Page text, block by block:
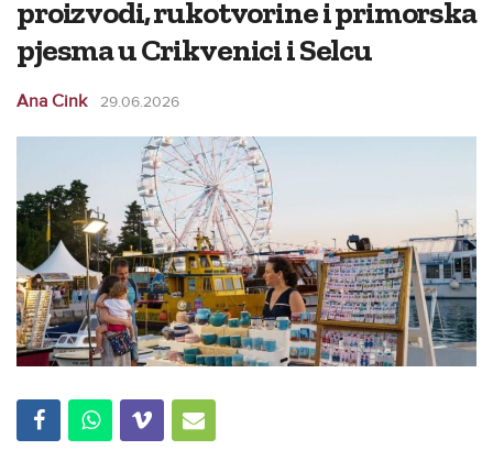
proizvodi, rukotvorine i primorska
pjesma u Crikvenici i Selcu
Ana Cink 29.06.2026